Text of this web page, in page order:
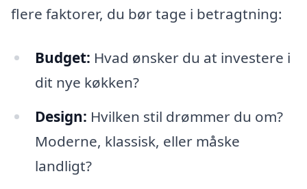
flere faktorer, du bør tage i betragtning:
Budget: Hvad ønsker du at investere i
dit nye køkken?
Design: Hvilken stil drømmer du om?
Moderne, klassisk, eller måske
landligt?